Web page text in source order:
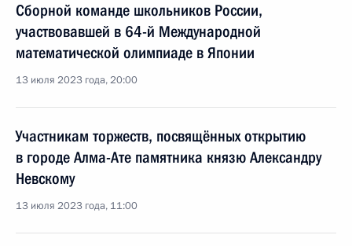
Сборной команде школьников России,
участвовавшей в 64-й Международной
математической олимпиаде в Японии
13 июля 2023 года, 20:00
Участникам торжеств, посвящённых открытию
в городе Алма-Ате памятника князю Александру
Невскому
13 июля 2023 года, 11:00